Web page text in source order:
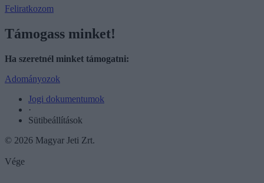
Feliratkozom
Támogass minket!
Ha szeretnél minket támogatni:
Adományozok
Jogi dokumentumok
·
Sütibeállítások
© 2026 Magyar Jeti Zrt.
Vége